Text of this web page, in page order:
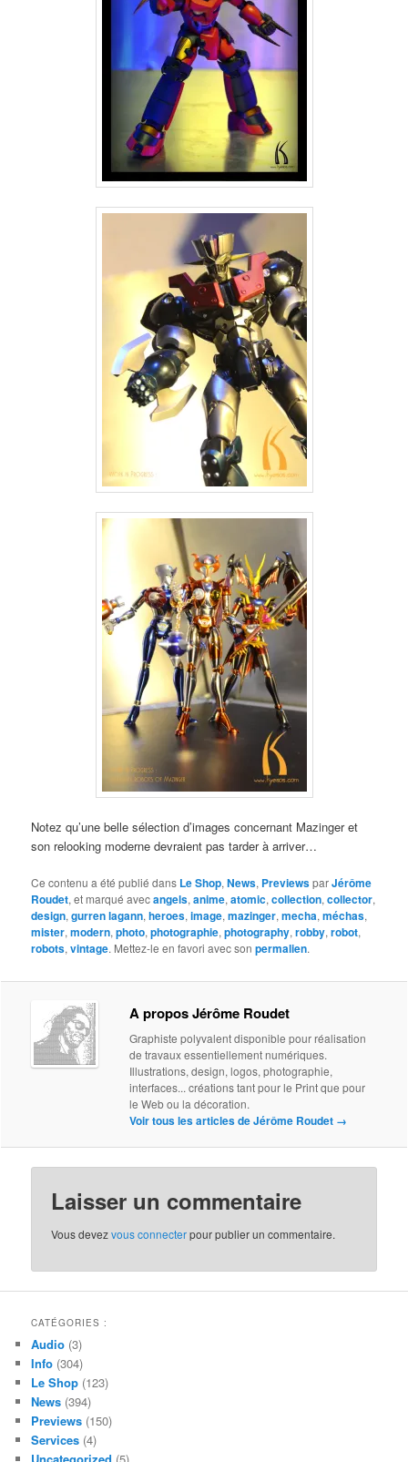
Notez qu’une belle sélection d’images concernant Mazinger et
son relooking moderne devraient pas tarder à arriver…
Ce contenu a été publié dans Le Shop,News, PreviewsparJérôme
Roudet, et marqué avecangels,anime,atomic,collection,collector,
design,gurren lagann,heroes,image,mazinger,mecha,méchas,
mister,modern,photo,photographie,photography,robby,robot,
robots,vintage. Mettez-le en favori avec sonpermalien.
A propos Jérôme Roudet
Graphiste polyvalent disponible pour réalisation
de travaux essentiellement numériques.
Illustrations, design, logos, photographie,
interfaces... créations tant pour le Print que pour
le Web ou la décoration.
Voir tous les articles de Jérôme Roudet →
Laisser un commentaire
Vous devezvous connecterpour publier un commentaire.
CATÉGORIES :
Audio (3)
Info (304)
Le Shop (123)
News (394)
Previews (150)
Services (4)